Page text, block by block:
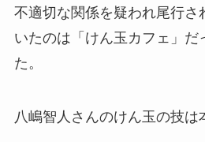
不適切な関係を疑われ尾行さ
いたのは「けん玉カフェ」だ
た。
八嶋智人さんのけん玉の技は